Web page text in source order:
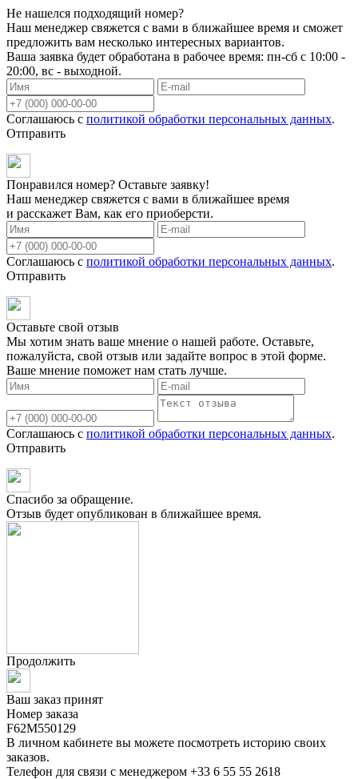
Не нашелся подходящий номер?
Наш менеджер свяжется с вами в ближайшее время и сможет
предложить вам несколько интересных вариантов.
Ваша заявка будет обработана в рабочее время: пн-сб с 10:00 -
20:00, вс - выходной.
Соглашаюсь с политикой обработки персональных данных.
Отправить
Понравился номер? Оставьте заявку!
Наш менеджер свяжется с вами в ближайшее время
и расскажет Вам, как его приоберсти.
Соглашаюсь с политикой обработки персональных данных.
Отправить
Оставьте свой отзыв
Мы хотим знать ваше мнение о нашей работе. Оставьте,
пожалуйста, свой отзыв или задайте вопрос в этой форме.
Ваше мнение поможет нам стать лучше.
Соглашаюсь с политикой обработки персональных данных.
Отправить
Спасибо за обращение.
Отзыв будет опубликован в ближайшее время.
Продолжить
Ваш заказ принят
Номер заказа
F62M550129
В личном кабинете вы можете посмотреть историю своих
заказов.
Телефон для связи с менеджером +33 6 55 55 2618